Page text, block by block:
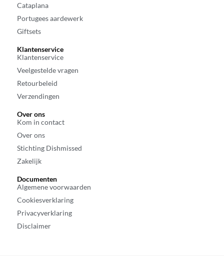
Cataplana
Portugees aardewerk
Giftsets
Klantenservice
Klantenservice
Veelgestelde vragen
Retourbeleid
Verzendingen
Over ons
Kom in contact
Over ons
Stichting Dishmissed
Zakelijk
Documenten
Algemene voorwaarden
Cookiesverklaring
Privacyverklaring
Disclaimer